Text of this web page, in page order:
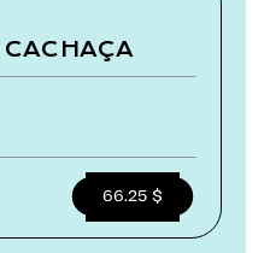
66.25 $